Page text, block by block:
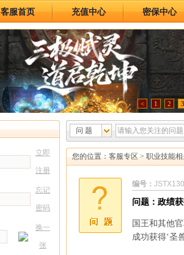
客服首页 充值中心 密保中心
< 1 2 3
立即
注册
忘记
密码
换一
张
问 题
您的位置： 客服专区 > 职业技能
编号：
问题：政绩
国王和其他
成功获得‘圣